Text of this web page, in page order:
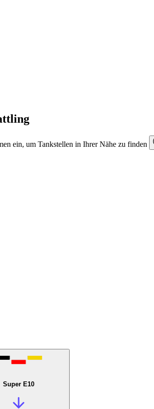
ein, um Tankstellen in Ihrer Nähe zu finden
Super E10